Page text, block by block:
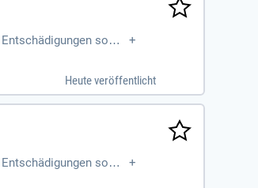
sowie
Sachverständiger
+
Heute veröffentlicht
sowie
Sachverständiger
+